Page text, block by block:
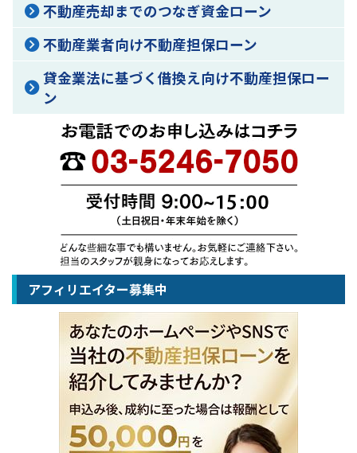
不動産売却までのつなぎ資金ローン
不動産業者向け不動産担保ローン
貸金業法に基づく借換え向け不動産担保ロー
ン
アフィリエイター募集中